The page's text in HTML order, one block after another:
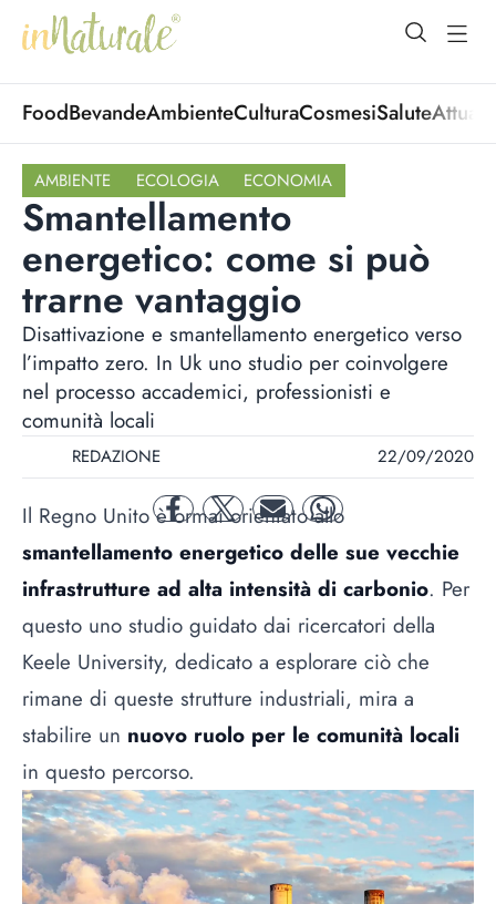
open
FoodBevandeAmbienteCulturaCosmesiSalute
AMBIENTE ECOLOGIA ECONOMIA
Smantellamento
energetico: come si può
trarne vantaggio
Disattivazione e smantellamento energetico verso
l’impatto zero. In Uk uno studio per coinvolgere
nel processo accademici, professionisti e
comunità locali
REDAZIONE 22/09/2020
facebooktwitter mail whatsapp
Il Regno Unito è ormai orientato allo
smantellamento energetico delle sue vecchie
infrastrutture ad alta intensità di carbonio. Per
questo uno studio guidato dai ricercatori della
Keele University, dedicato a esplorare ciò che
rimane di queste strutture industriali, mira a
stabilire un nuovo ruolo per le comunità locali
in questo percorso.